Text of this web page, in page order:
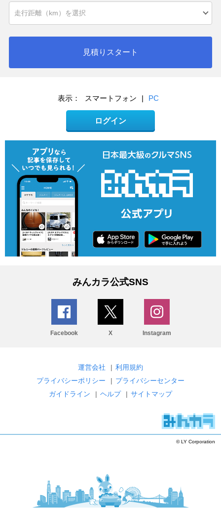
見積りスタート
表示： スマートフォン | PC
ログイン
みんカラ公式SNS
Facebook X Instagram
運営会社 | 利用規約
プライバシーポリシー
| プライバシーセンター
ガイドライン
| ヘルプ | サイトマップ
© LY Corporation